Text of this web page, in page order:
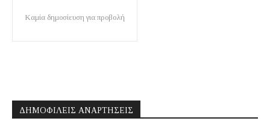
Καμία δημοσίευση για προβολή
ΔΗΜΟΦΙΛΕΊΣ ΑΝΑΡΤΉΣΕΙΣ